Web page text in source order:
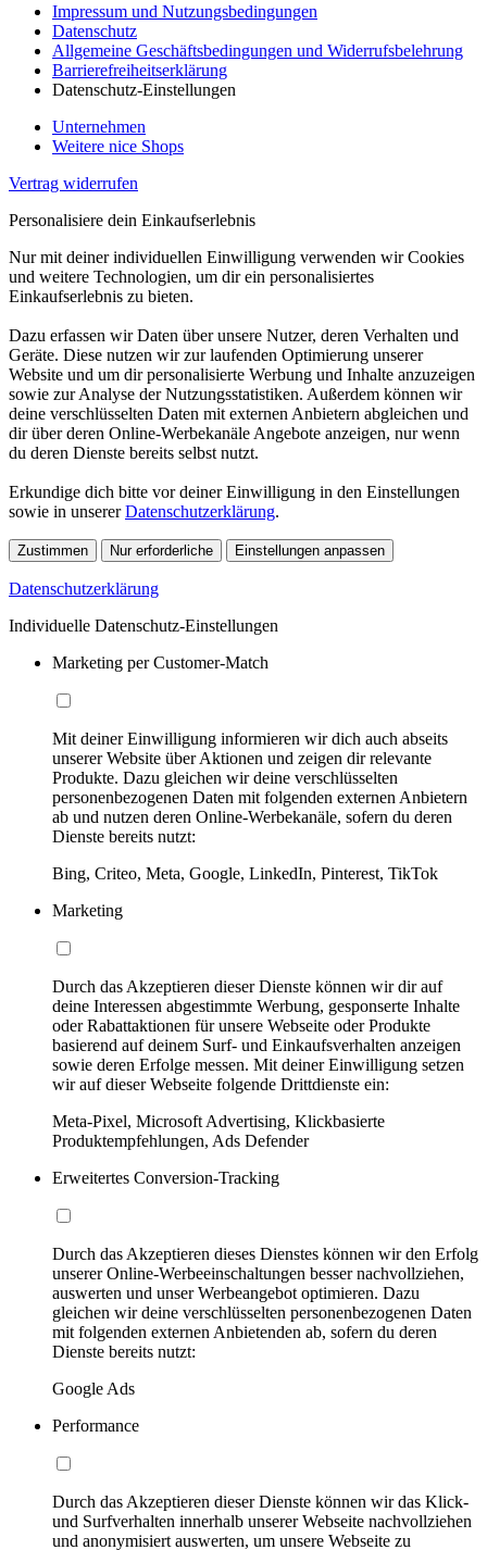
Impressum und Nutzungsbedingungen
Datenschutz
Allgemeine Geschäftsbedingungen und Widerrufsbelehrung
Barrierefreiheitserklärung
Datenschutz-Einstellungen
Unternehmen
Weitere nice Shops
Vertrag widerrufen
Personalisiere dein Einkaufserlebnis
Nur mit deiner individuellen Einwilligung verwenden wir Cookies
und weitere Technologien, um dir ein personalisiertes
Einkaufserlebnis zu bieten.
Dazu erfassen wir Daten über unsere Nutzer, deren Verhalten und
Geräte. Diese nutzen wir zur laufenden Optimierung unserer
Website und um dir personalisierte Werbung und Inhalte anzuzeigen
sowie zur Analyse der Nutzungsstatistiken. Außerdem können wir
deine verschlüsselten Daten mit externen Anbietern abgleichen und
dir über deren Online-Werbekanäle Angebote anzeigen, nur wenn
du deren Dienste bereits selbst nutzt.
Erkundige dich bitte vor deiner Einwilligung in den Einstellungen
sowie in unsererDatenschutzerklärung.
Zustimmen Nur erforderliche Einstellungen anpassen
Datenschutzerklärung
Individuelle Datenschutz-Einstellungen
Marketing per Customer-Match
Mit deiner Einwilligung informieren wir dich auch abseits
unserer Website über Aktionen und zeigen dir relevante
Produkte. Dazu gleichen wir deine verschlüsselten
personenbezogenen Daten mit folgenden externen Anbietern
ab und nutzen deren Online-Werbekanäle, sofern du deren
Dienste bereits nutzt:
Bing, Criteo, Meta, Google, LinkedIn, Pinterest, TikTok
Marketing
Durch das Akzeptieren dieser Dienste können wir dir auf
deine Interessen abgestimmte Werbung, gesponserte Inhalte
oder Rabattaktionen für unsere Webseite oder Produkte
basierend auf deinem Surf- und Einkaufsverhalten anzeigen
sowie deren Erfolge messen. Mit deiner Einwilligung setzen
wir auf dieser Webseite folgende Drittdienste ein:
Meta-Pixel, Microsoft Advertising, Klickbasierte
Produktempfehlungen, Ads Defender
Erweitertes Conversion-Tracking
Durch das Akzeptieren dieses Dienstes können wir den Erfolg
unserer Online-Werbeeinschaltungen besser nachvollziehen,
auswerten und unser Werbeangebot optimieren. Dazu
gleichen wir deine verschlüsselten personenbezogenen Daten
mit folgenden externen Anbietenden ab, sofern du deren
Dienste bereits nutzt:
Google Ads
Performance
Durch das Akzeptieren dieser Dienste können wir das Klick-
und Surfverhalten innerhalb unserer Webseite nachvollziehen
und anonymisiert auswerten, um unsere Webseite zu